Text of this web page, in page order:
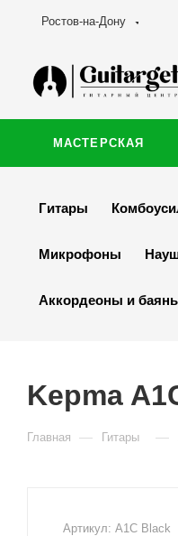
Ростов-на-Дону
МАСТЕРСКАЯ
Гитары
Микрофоны
Аккордеоны и
Kepma
Главная — Гитары —
Артикул: A1C Black